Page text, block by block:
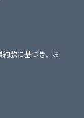
款に基づき、お